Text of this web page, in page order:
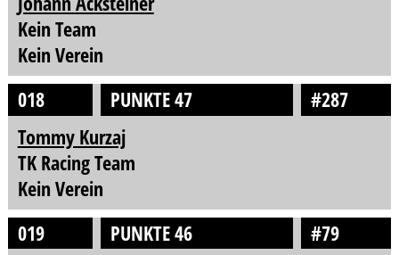
Kein Team
Kein Verein
018
PUNKTE 47
#287
Tommy Kurzaj
TK Racing Team
Kein Verein
019
PUNKTE 46
#79